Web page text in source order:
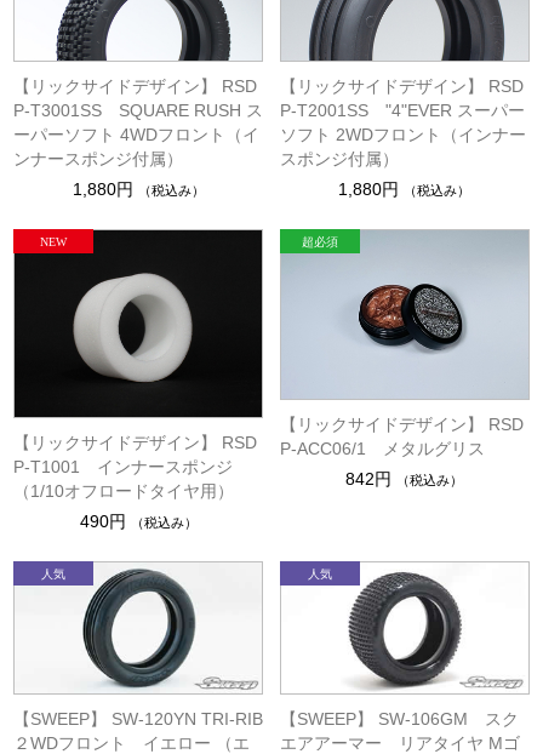
【リックサイドデザイン】 RSD
P-T3001SS SQUARE RUSH ス
ーパーソフト 4WDフロント（イ
ンナースポンジ付属）
1,880円
（税込み）
【リックサイドデザイン】 RSD
P-T2001SS "4"EVER スーパー
ソフト 2WDフロント（インナー
スポンジ付属）
1,880円
（税込み）
【リックサイドデザイン】 RSD
P-T1001 インナースポンジ
（1/10オフロードタイヤ用）
490円
（税込み）
【リックサイドデザイン】 RSD
P-ACC06/1 メタルグリス
842円
（税込み）
【SWEEP】 SW-120YN TRI-RIB
２WDフロント イエロー （エ
【SWEEP】 SW-106GM スク
エアアーマー リアタイヤ Mゴ